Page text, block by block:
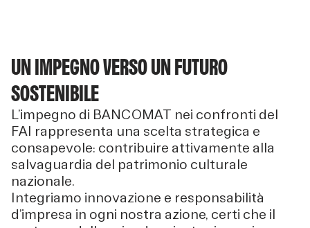
UN IMPEGNO VERSO UN FUTURO
SOSTENIBILE
L’impegno di BANCOMAT nei confronti del
FAI rappresenta una scelta strategica e
consapevole: contribuire attivamente alla
salvaguardia del patrimonio culturale
nazionale.
Integriamo innovazione e responsabilità
d’impresa in ogni nostra azione, certi che il